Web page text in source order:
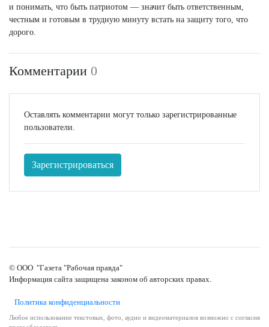
и понимать, что быть патриотом — значит быть ответственным,
честным и готовым в трудную минуту встать на защиту того, что
дорого.
Комментарии 0
Оставлять комментарии могут только зарегистрированные
пользователи.
Зарегистрироваться
© ООО "Газета "Рабочая правда"
Информация сайта защищена законом об авторских правах.
Политика конфиденциальности
Любое использование текстовых, фото, аудио и видеоматериалов возможно с согласия